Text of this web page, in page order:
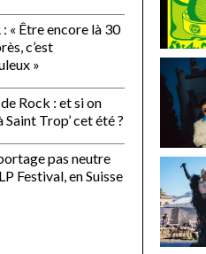
: « Être encore là 30
c’est
»
Rock : et si on
Saint Trop’ cet été ?
pas neutre
Festival, en Suisse